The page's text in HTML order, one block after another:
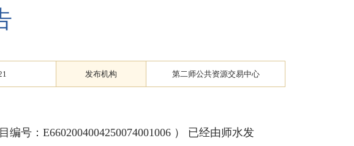
发布机构 第二师公共资源交易中心
编号：E6602004004250074001006 ） 已经由师水发